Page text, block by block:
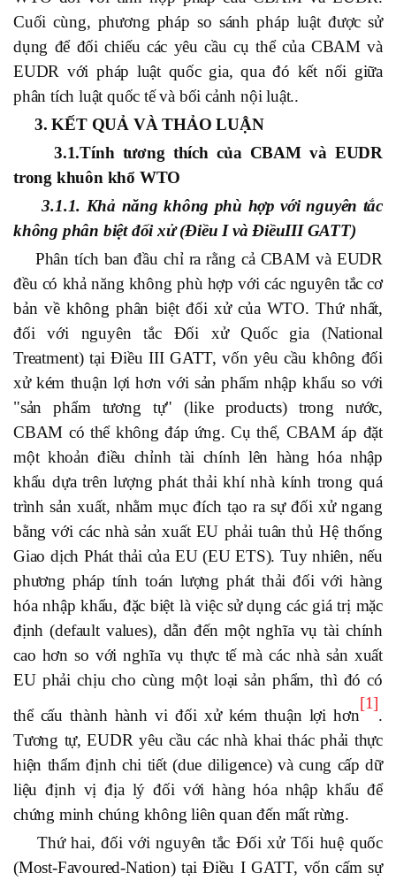
Cuối cùng, phương pháp so sánh pháp luật được sử
dụng để đối chiếu các yêu cầu cụ thể của CBAM và
EUDR với pháp luật quốc gia, qua đó kết nối giữa
phân tích luật quốc tế và bối cảnh nội luật..
3. KẾT QUẢ VÀ THẢO LUẬN
3.1.Tính tương thích của CBAM và EUDR
trong khuôn khổ WTO
3.1.1. Khả năng không phù hợp với nguyên tắc
không phân biệt đối xử (Điều I và ĐiềuIII GATT)
Phân tích ban đầu chỉ ra rằng cả CBAM và EUDR
đều có khả năng không phù hợp với các nguyên tắc cơ
bản về không phân biệt đối xử của WTO. Thứ nhất,
đối với nguyên tắc Đối xử Quốc gia (National
Treatment) tại Điều III GATT, vốn yêu cầu không đối
xử kém thuận lợi hơn với sản phẩm nhập khẩu so với
"sản phẩm tương tự" (like products) trong nước,
CBAM có thể không đáp ứng. Cụ thể, CBAM áp đặt
một khoản điều chỉnh tài chính lên hàng hóa nhập
khẩu dựa trên lượng phát thải khí nhà kính trong quá
trình sản xuất, nhằm mục đích tạo ra sự đối xử ngang
bằng với các nhà sản xuất EU phải tuân thủ Hệ thống
Giao dịch Phát thải của EU (EU ETS). Tuy nhiên, nếu
phương pháp tính toán lượng phát thải đối với hàng
hóa nhập khẩu, đặc biệt là việc sử dụng các giá trị mặc
định (default values), dẫn đến một nghĩa vụ tài chính
cao hơn so với nghĩa vụ thực tế mà các nhà sản xuất
EU phải chịu cho cùng một loại sản phẩm, thì đó có
thể cấu thành hành vi đối xử kém thuận lợi hơn
[1]
.
Tương tự, EUDR yêu cầu các nhà khai thác phải thực
hiện thẩm định chi tiết (due diligence) và cung cấp dữ
liệu định vị địa lý đối với hàng hóa nhập khẩu để
chứng minh chúng không liên quan đến mất rừng.
Thứ hai, đối với nguyên tắc Đối xử Tối huệ quốc
(Most-Favoured-Nation) tại Điều I GATT, vốn cấm sự